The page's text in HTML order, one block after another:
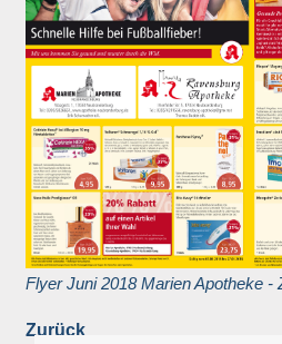
Flyer Juni 2018 Marien Apotheke -
Zurück